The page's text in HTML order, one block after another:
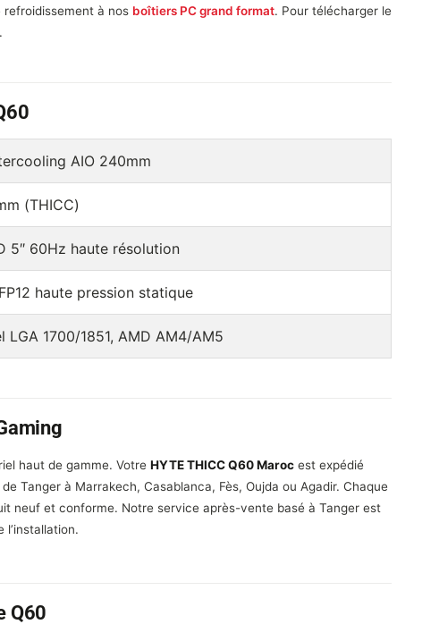
à nos boîtiers PC grand format. Pour télécharger le
.
AIO 240mm
(THICC)
5″ 60Hz haute résolution
haute pression statique
LGA 1700/1851, AMD AM4/AM5
haut de gamme. Votre HYTE THICC Q60 Maroc est expédié
Tanger à Marrakech, Casablanca, Fès, Oujda ou Agadir. Chaque
neuf et conforme. Notre service après-vente basé à Tanger est
l’installation.
Q60